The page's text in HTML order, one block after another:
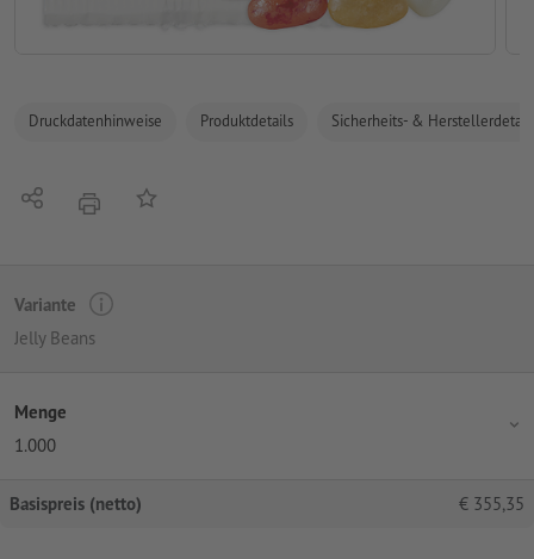
Druckdatenhinweise Produktdetails Sicherheits- &
Teilen DruckenAuf die Merkliste
Variante
Jelly Beans
Menge
1.000
Basispreis (netto) € 355,35